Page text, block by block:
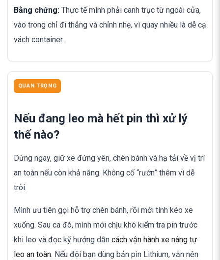
Bằng chứng: Thực tế mình phải canh trục từ ngoài cửa,
vào trong chỉ đi thẳng và chỉnh nhẹ, vì quay nhiều là dễ cạ
vách container.
QUAN TRỌNG
Nếu đang leo mà hết pin thì xử lý
thế nào?
Dừng ngay, giữ xe đứng yên, chèn bánh và hạ tải về vị trí
an toàn nếu còn khả năng. Không cố “rướn” thêm vì dễ
trôi.
Mình ưu tiên gọi hỗ trợ chèn bánh, rồi mới tính kéo xe
xuống. Sau ca đó, mình mới chịu khó kiểm tra pin trước
khi leo và đọc kỹ hướng dẫn cách vận hành xe nâng tự
leo an toàn. Nếu đội bạn dùng bản pin Lithium, vẫn nên